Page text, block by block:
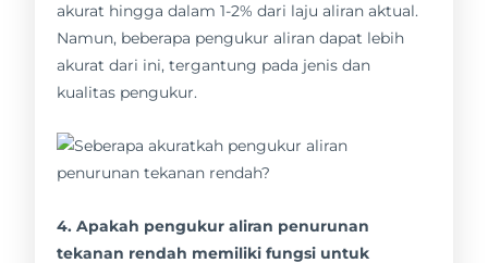
akurat hingga dalam 1-2% dari laju aliran aktual.
Namun, beberapa pengukur aliran dapat lebih
akurat dari ini, tergantung pada jenis dan
kualitas pengukur.
4. Apakah pengukur aliran penurunan
tekanan rendah memiliki fungsi untuk